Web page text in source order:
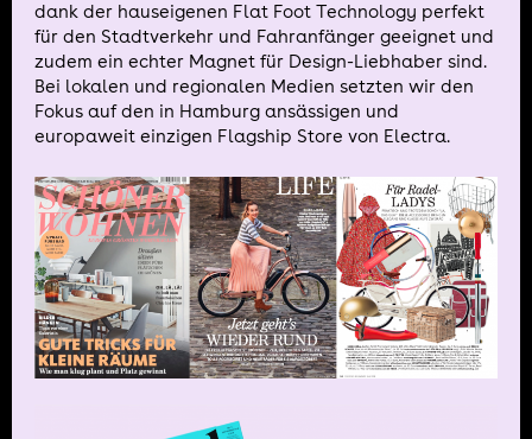
dank der hauseigenen Flat Foot Technology perfekt
für den Stadtverkehr und Fahranfänger geeignet und
zudem ein echter Magnet für Design-Liebhaber sind.
Bei lokalen und regionalen Medien setzten wir den
Fokus auf den in Hamburg ansässigen und
europaweit einzigen Flagship Store von Electra.